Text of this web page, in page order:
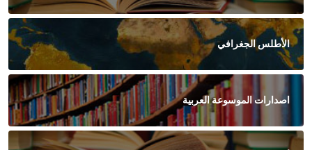
الأطلس الجغرافي
اصدارات الموسوعة العربية